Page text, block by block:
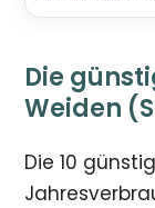
Die
Weiden
Die 10